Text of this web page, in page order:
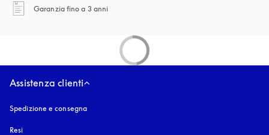
Garanzia fino a 3 anni
Assistenza clienti
Spedizione e consegna
Resi